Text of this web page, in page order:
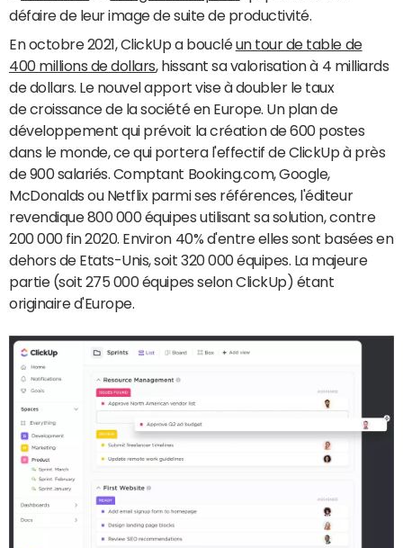
défaire de leur image de suite de productivité.
En octobre 2021, ClickUp a boucléun tour de table de
400 millions de dollars, hissant sa valorisation à 4 milliards
de dollars. Le nouvel apport vise à doubler le taux
de croissance de la société en Europe. Un plan de
développement qui prévoit la création de 600 postes
dans le monde, ce qui portera l'effectif de ClickUp à près
de 900 salariés. Comptant Booking.com, Google,
McDonalds ou Netflix parmi ses références, l'éditeur
revendique 800 000 équipes utilisant sa solution, contre
200 000 fin 2020. Environ 40% d'entre elles sont basées en
dehors de Etats-Unis, soit 320 000 équipes. La majeure
partie (soit 275 000 équipes selon ClickUp) étant
originaire d'Europe.